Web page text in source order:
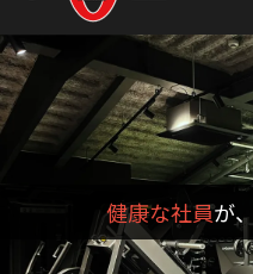
健康な社員が